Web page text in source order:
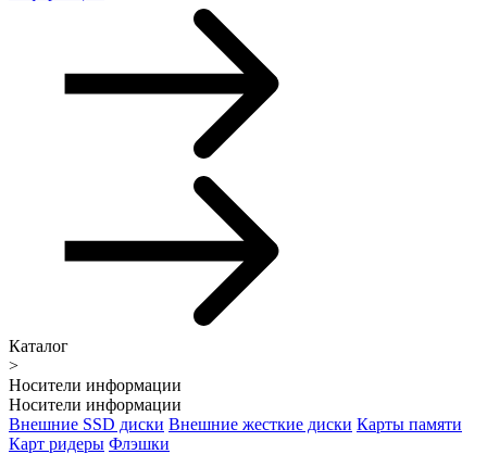
Каталог
>
Носители информации
Носители информации
Внешние SSD диски Внешние жесткие диски Карты памяти
Карт ридеры Флэшки